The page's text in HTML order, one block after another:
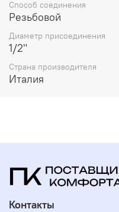
Способ соединения
Резьбовой
Диаметр присоединения
1/2"
Страна производителя
Италия
Контакты